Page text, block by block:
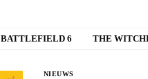
BATTLEFIELD 6 THE
NIEUWS